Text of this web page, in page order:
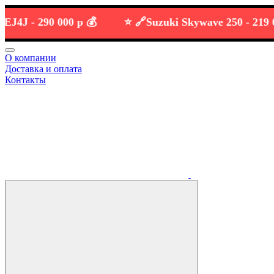
-290 000 р 💰 Suzuki Skywave 250 - 219 000
О компании
Доставка и оплата
Контакты